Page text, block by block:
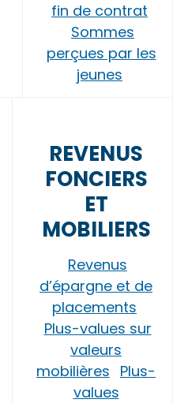
fin de contrat
Sommes
perçues par les
jeunes
REVENUS
FONCIERS
ET
MOBILIERS
Revenus
d’épargne et de
placements
Plus-values sur
valeurs
mobilières Plus-
values